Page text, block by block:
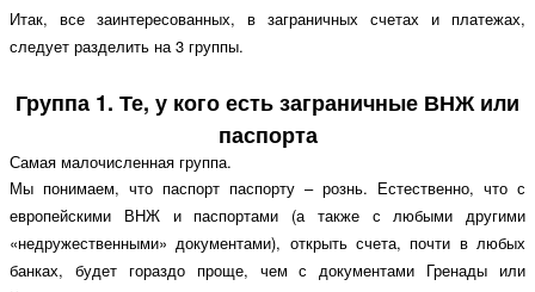
Итак, все заинтересованных, в заграничных счетах и платежах,
следует разделить на 3 группы.
Группа 1. Те, у кого есть заграничные ВНЖ или
паспорта
Самая малочисленная группа.
Мы понимаем, что паспорт паспорту – рознь. Естественно, что с
европейскими ВНЖ и паспортами (а также с любыми другими
«недружественными» документами), открыть счета, почти в любых
банках, будет гораздо проще, чем с документами Гренады или